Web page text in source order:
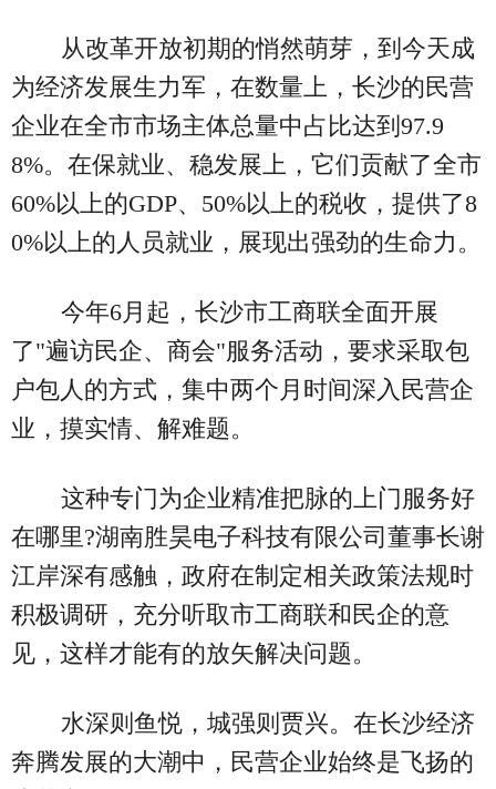
从改革开放初期的悄然萌芽，到今天成
为经济发展生力军，在数量上，长沙的民营
企业在全市市场主体总量中占比达到97.9
8%。在保就业、稳发展上，它们贡献了全市
60%以上的GDP、50%以上的税收，提供了8
0%以上的人员就业，展现出强劲的生命力。
今年6月起，长沙市工商联全面开展
了"遍访民企、商会"服务活动，要求采取包
户包人的方式，集中两个月时间深入民营企
业，摸实情、解难题。
这种专门为企业精准把脉的上门服务好
在哪里?湖南胜昊电子科技有限公司董事长谢
江岸深有感触，政府在制定相关政策法规时
积极调研，充分听取市工商联和民企的意
见，这样才能有的放矢解决问题。
水深则鱼悦，城强则贾兴。在长沙经济
奔腾发展的大潮中，民营企业始终是飞扬的